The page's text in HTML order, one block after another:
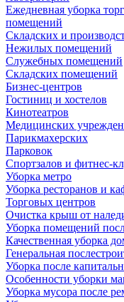
Ежедневная уборка
помещений
Складских и
Нежилых помещений
Служебных помещений
Складских помещений
Бизнес-центров
Гостиниц и хостелов
Кинотеатров
Медицинских
Парикмахерских
Парковок
Спортзалов и фитнес-
Уборка метро
Уборка ресторанов и
Торговых центров
Очистка крыш от
Уборка помещений
Качественная уборка
Генеральная
Уборка после
Особенности уборки
Уборка мусора после